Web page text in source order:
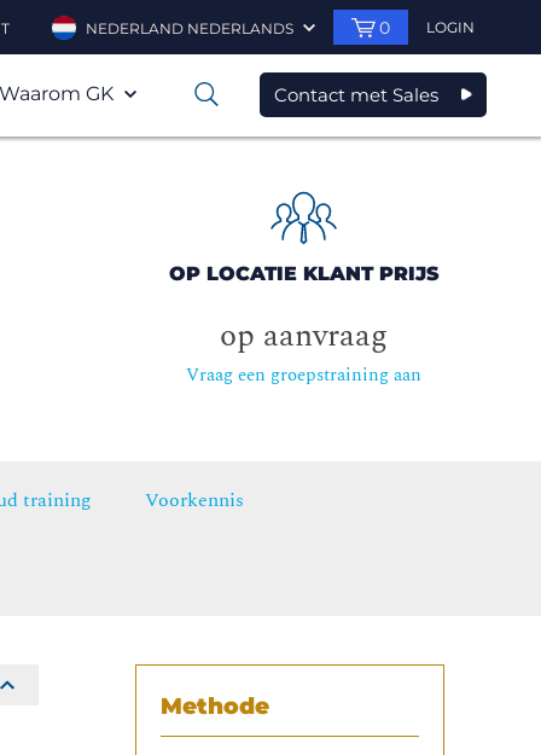
NEDERLAND NEDERLANDS 0 LOGIN
GK 0 Contact met Sales
OP LOCATIE KLANT PRIJS
op aanvraag
Vraag een groepstraining aan
training Voorkennis
Methode